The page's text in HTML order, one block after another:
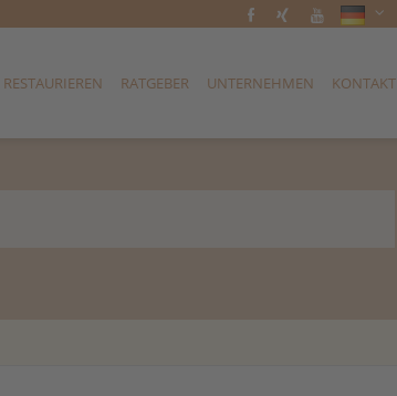
RESTAURIEREN RATGEBER UNTERNEHMEN KONTAKT